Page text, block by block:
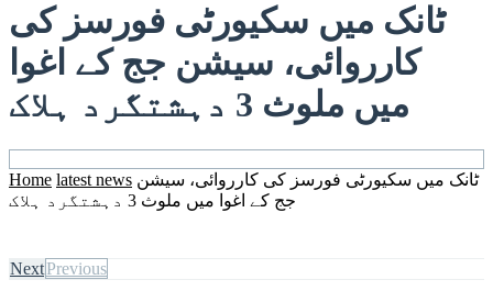
ٹانک میں سکیورٹی فورسز کی
کارروائی، سیشن جج کے اغوا
میں ملوث 3 دہشتگرد ہلاک
Home latest news ٹانک میں سکیورٹی فورسز کی کارروائی، سیشن
جج کے اغوا میں ملوث 3 دہشتگرد ہلاک
NextPrevious